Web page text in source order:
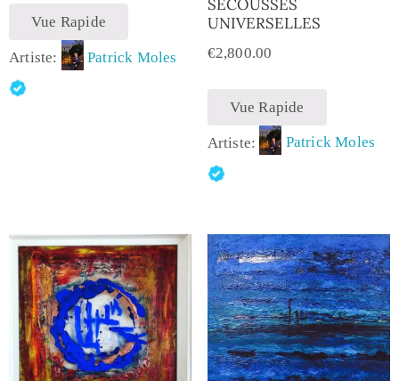
Vue Rapide
Artiste: Patrick Moles
SECOUSSES
UNIVERSELLES
€2,800.00
Vue Rapide
Artiste: Patrick Moles